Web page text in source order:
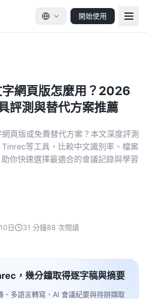
開始使用
網頁版怎麼用？2026
評測與替代方案推薦
頁版或免費替代方案？本文深度評測
等工具，比較中文識別率、檔案
你快速選擇最適合的會議記錄與學習
日 31 分鐘88 次閱讀
，幾分鐘取得逐字稿與摘要
、多語言轉寫、AI 會議紀要與待辦擷取